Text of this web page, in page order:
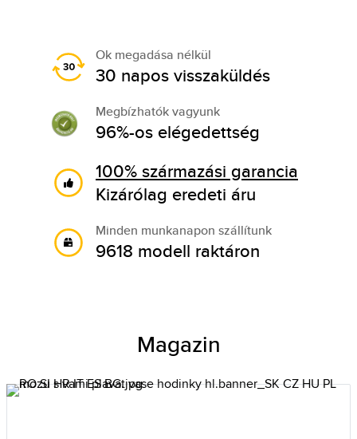
Ok megadása nélkül
30 napos visszaküldés
Megbízhatók vagyunk
96%-os elégedettség
100% származási garancia
Kizárólag eredeti áru
Minden munkanapon szállítunk
9618 modell raktáron
Magazin